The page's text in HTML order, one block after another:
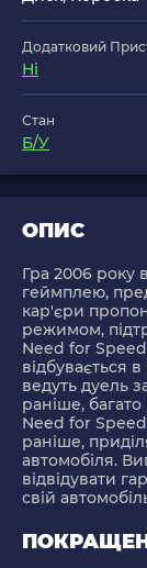
Додатковий
Ні
Стан
Б/У
ОПИС
Гра 2006 року
геймплею,
кар'єри
режимом,
Need for
відбувається
ведуть дуель
раніше,
Need for
раніше,
автомобіля.
відвідувати
свій